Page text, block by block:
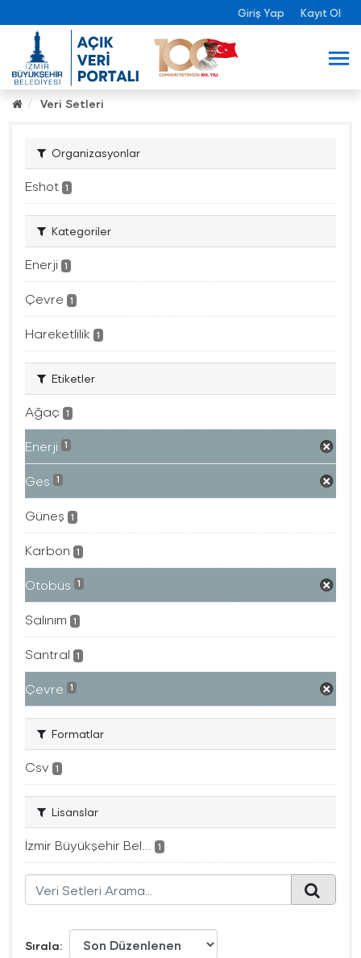
Giriş Yap Kayıt Ol
Veri Setleri
Organizasyonlar
Eshot 1
Kategoriler
Enerji 1
Çevre 1
Hareketlilik 1
Etiketler
Ağaç 1
Enerji 1
Ges 1
Güneş 1
Karbon 1
Otobüs 1
Salınım 1
Santral 1
Çevre 1
Formatlar
Csv 1
Lisanslar
İzmir Büyükşehir Bel... 1
Sırala